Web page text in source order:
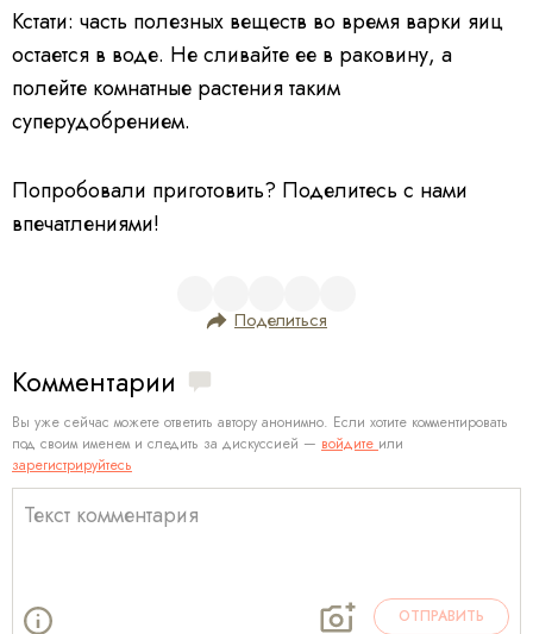
Кстати: часть полезных веществ во время варки яиц
остается в воде. Не сливайте ее в раковину, а
полейте комнатные растения таким
суперудобрением.
Попробовали приготовить? Поделитесь с нами
впечатлениями!
Поделиться
Комментарии
Вы уже сейчас можете ответить автору анонимно. Если хотите комментировать
под своим именем и следить за дискуссией — войдите или
зарегистрируйтесь
ОТПРАВИТЬ